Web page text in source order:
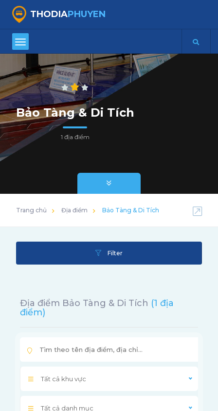
THODIAPHUYEN
Bảo Tàng & Di Tích
1 địa điểm
Trang chủ Địa điểm Bảo Tàng & Di Tích
Filter
Địa điểm Bảo Tàng & Di Tích (1 địa
điểm)
Tất cả khu vực
Tất cả danh mục